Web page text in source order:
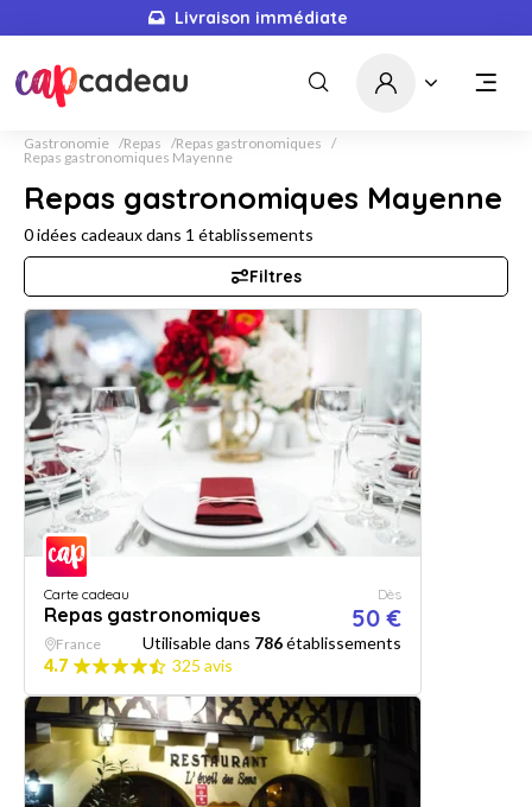
Livraison immédiate
Gastronomie Repas
Repas gastronomiques
Repas gastronomiques Mayenne
Repas gastronomiques Mayenne
0idées cadeaux dans 1 établissements
Filtres
Carte cadeau
Repas gastronomiques
Dès
50 €
France Utilisable dans 786établissements
4.7
325 avis